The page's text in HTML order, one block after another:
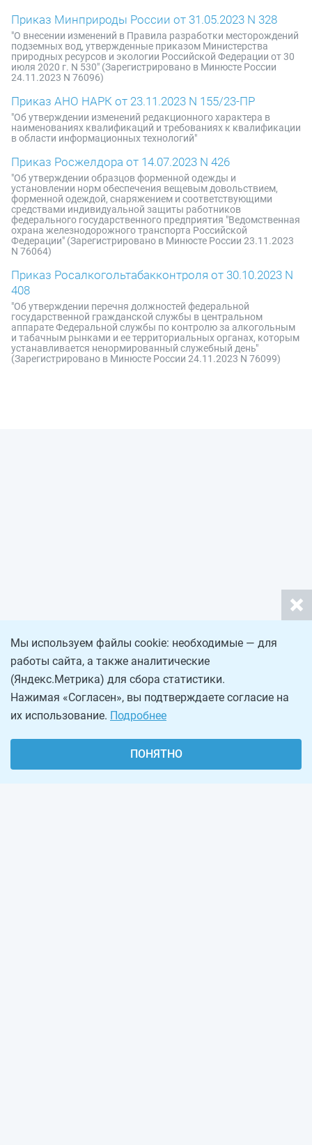
Приказ Минприроды России от 31.05.2023 N 328
"О внесении изменений в Правила разработки месторождений
подземных вод, утвержденные приказом Министерства
природных ресурсов и экологии Российской Федерации от 30
июля 2020 г. N 530" (Зарегистрировано в Минюсте России
24.11.2023 N 76096)
Приказ АНО НАРК от 23.11.2023 N 155/23-ПР
"Об утверждении изменений редакционного характера в
наименованиях квалификаций и требованиях к квалификации
в области информационных технологий"
Приказ Росжелдора от 14.07.2023 N 426
"Об утверждении образцов форменной одежды и
установлении норм обеспечения вещевым довольствием,
форменной одеждой, снаряжением и соответствующими
средствами индивидуальной защиты работников
федерального государственного предприятия "Ведомственная
охрана железнодорожного транспорта Российской
Федерации" (Зарегистрировано в Минюсте России 23.11.2023
N 76064)
Приказ Росалкогольтабакконтроля от 30.10.2023 N
408
"Об утверждении перечня должностей федеральной
государственной гражданской службы в центральном
аппарате Федеральной службы по контролю за алкогольным
и табачным рынками и ее территориальных органах, которым
устанавливается ненормированный служебный день"
(Зарегистрировано в Минюсте России 24.11.2023 N 76099)
Мы используем файлы cookie: необходимые — для
работы сайта, а также аналитические
(Яндекс.Метрика) для сбора статистики.
Нажимая «Согласен», вы подтверждаете согласие на
их использование. Подробнее
ПОНЯТНО